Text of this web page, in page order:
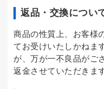
返品・交換につい
商品の性質上、お客様
てお受けいたしかねま
が、万が一不良品がご
返金させていただきます